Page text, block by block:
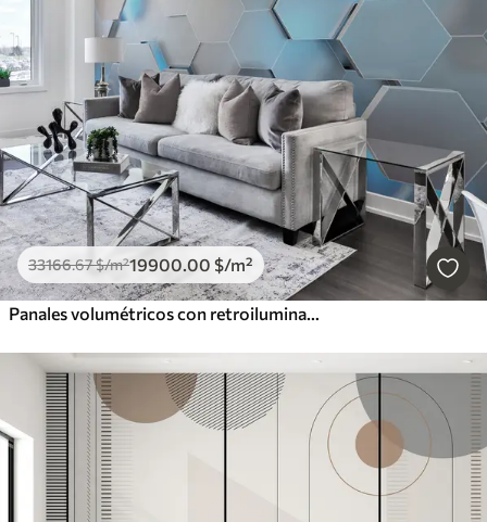
33166.67$/m²19900.00 $/m²
Panales volumétricos con retroiluminación